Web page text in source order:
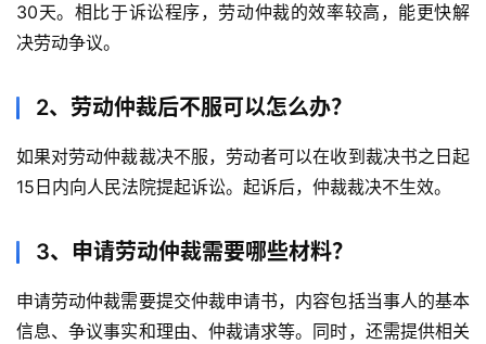
30天。相比于诉讼程序，劳动仲裁的效率较高，能更快解
决劳动争议。
2、劳动仲裁后不服可以怎么办？
如果对劳动仲裁裁决不服，劳动者可以在收到裁决书之日起
15日内向人民法院提起诉讼。起诉后，仲裁裁决不生效。
3、申请劳动仲裁需要哪些材料？
申请劳动仲裁需要提交仲裁申请书，内容包括当事人的基本
信息、争议事实和理由、仲裁请求等。同时，还需提供相关